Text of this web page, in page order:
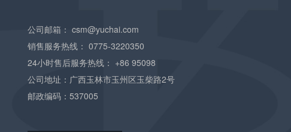
公司邮箱： csm@yuchai.com
销售服务热线： 0775-3220350
24小时售后服务热线： +86 95098
公司地址：广西玉林市玉州区玉柴路2号
邮政编码：537005